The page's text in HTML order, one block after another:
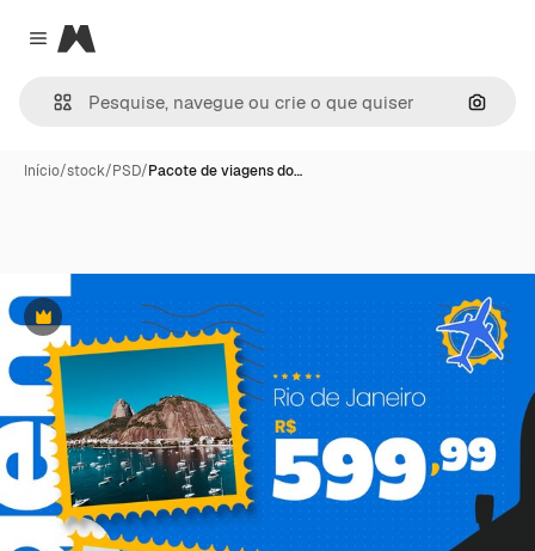
Close menu
Magnific
Início/stock/PSD/Pacote de viagens do…
Premium